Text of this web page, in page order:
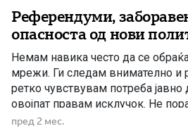
Референдуми,
опасноста од нови
Немам навика често да се
мрежи. Ги следам внимателно и
ретко чувствувам потреба
овојпат правам исклучок. Не
туку поради чувство на
пред 2 мес.